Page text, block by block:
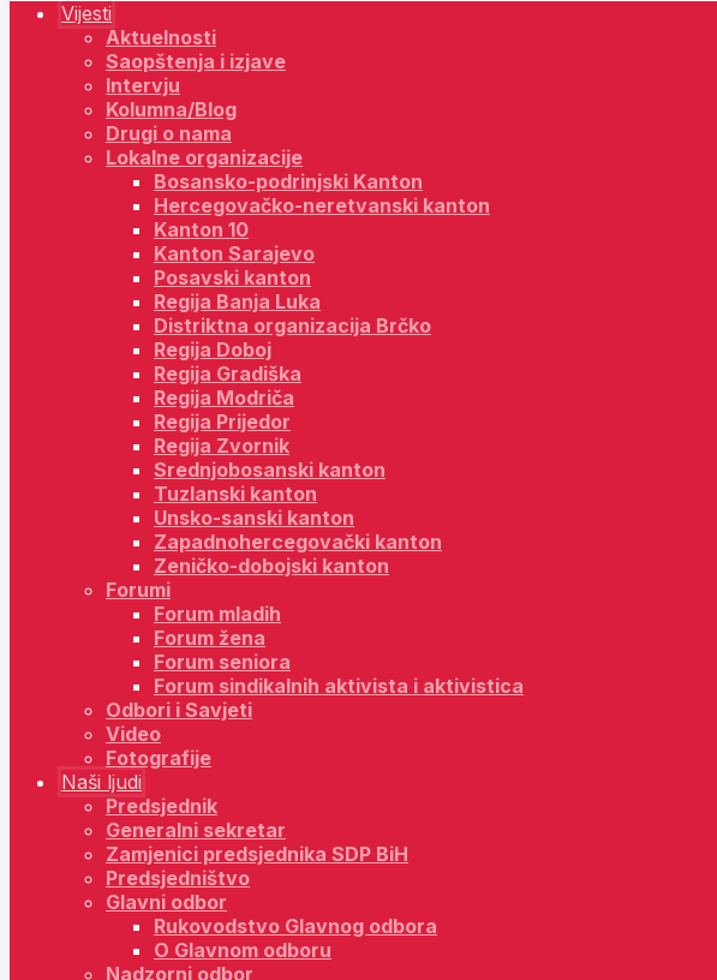
Vijesti
Aktuelnosti
Saopštenja i izjave
Intervju
Kolumna/Blog
Drugi o nama
Lokalne organizacije
Bosansko-podrinjski Kanton
Hercegovačko-neretvanski kanton
Kanton 10
Kanton Sarajevo
Posavski kanton
Regija Banja Luka
Distriktna organizacija Brčko
Regija Doboj
Regija Gradiška
Regija Modriča
Regija Prijedor
Regija Zvornik
Srednjobosanski kanton
Tuzlanski kanton
Unsko-sanski kanton
Zapadnohercegovački kanton
Zeničko-dobojski kanton
Forumi
Forum mladih
Forum žena
Forum seniora
Forum sindikalnih aktivista i aktivistica
Odbori i Savjeti
Video
Fotografije
Naši ljudi
Predsjednik
Generalni sekretar
Zamjenici predsjednika SDP BiH
Predsjedništvo
Glavni odbor
Rukovodstvo Glavnog odbora
O Glavnom odboru
Nadzorni odbor